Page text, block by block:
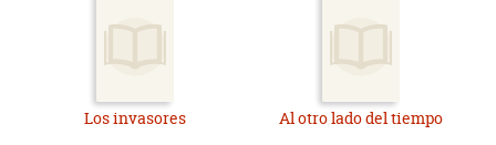
Los invasores Al otro lado del tiempo